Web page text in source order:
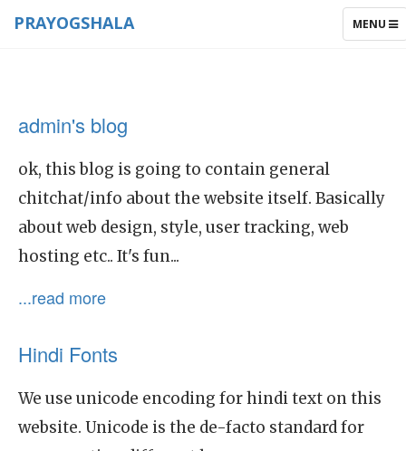
TOGGLE
MENU
PRAYOGSHALA
admin's blog
ok, this blog is going to contain general
chitchat/info about the website itself. Basically
about web design, style, user tracking, web
hosting etc.. It's fun...
...read more
Hindi Fonts
We use unicode encoding for hindi text on this
website. Unicode is the de-facto standard for